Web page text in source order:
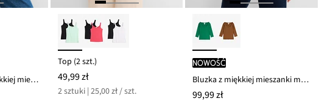
Cienki kardigan z miękkiej mieszanki wiskozy
Top (2 szt.)
49,99 zł
2 sztuki | 25,00 zł / szt.
nowość
Bluzka z miękkiej mieszanki modalu
99,99 zł